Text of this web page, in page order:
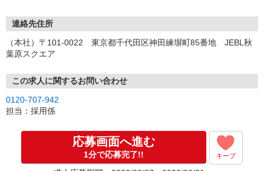
受付時間/平日9:00〜19:00
【来場登録（目安1時間30分）】
▼Step2 全国にあるお仕事の中から、あなたにピッタリのお仕事を
ご案内
▼Step3 就業前に職場見学で気になる事はしっかりチェック！
応募⇒最短で2日後からの勤務も可能です！
連絡先住所
（本社）〒101-0022 東京都千代田区神田練塀町85番地 JEBL秋
葉原スクエア
この求人に関するお問い合わせ
0120-707-942
担当：採用係
応募画面へ進む
1分で応募完了!! キープ